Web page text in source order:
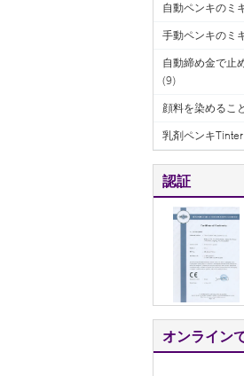
自動ペンキのミ
手動ペンキのミ
自動締め金で止
(9)
顔料を染めるこ
乳剤ペンキTinter
認証
オンライン